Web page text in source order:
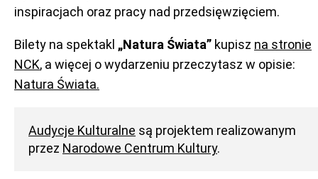
inspiracjach oraz pracy nad przedsięwzięciem.
Bilety na spektakl „Natura Świata” kupisz na stronie
NCK, a więcej o wydarzeniu przeczytasz w opisie:
Natura Świata.
Audycje Kulturalne są projektem realizowanym
przez Narodowe Centrum Kultury.